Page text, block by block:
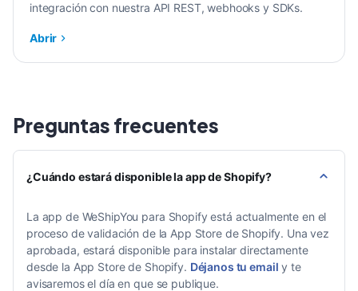
integración con nuestra API REST, webhooks y SDKs.
Abrir
Preguntas frecuentes
¿Cuándo estará disponible la app de Shopify?
La app de WeShipYou para Shopify está actualmente en el
proceso de validación de la App Store de Shopify. Una vez
aprobada, estará disponible para instalar directamente
desde la App Store de Shopify. Déjanos tu email y te
avisaremos el día en que se publique.